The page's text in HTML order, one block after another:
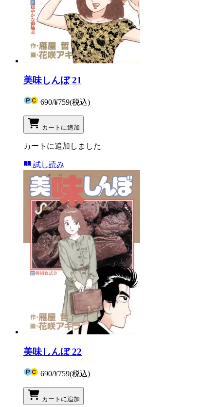
美味しんぼ 21
690/¥759(税込)
カートに追加
カートに追加しました
試し読み
美味しんぼ 22
690/¥759(税込)
カートに追加